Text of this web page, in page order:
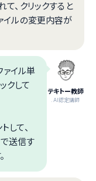
、クリックすると
イルの変更内容が
テキトー教師
.AI認定講師
イル単
クして
して、
送信す